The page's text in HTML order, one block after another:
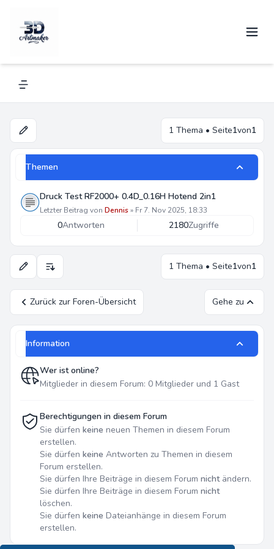
Navigation menu
1 Thema • Seite1von1
Themen
Druck Test RF2000+ 0.4D_0.16H Hotend 2in1
Letzter Beitrag von Dennis» Fr 7. Nov 2025, 18:33
0Antworten 2180Zugriffe
Anzeige- und Sortierungs-Einstellungen1 Thema • Seite1von1
Zurück zur Foren-Übersicht Gehe zu
Information
Wer ist online?
Mitglieder in diesem Forum: 0 Mitglieder und 1 Gast
Berechtigungen in diesem Forum
Sie dürfen keine neuen Themen in diesem Forum
erstellen.
Sie dürfen keine Antworten zu Themen in diesem
Forum erstellen.
Sie dürfen Ihre Beiträge in diesem Forum nichtändern.
Sie dürfen Ihre Beiträge in diesem Forum nicht
löschen.
Sie dürfen keine Dateianhänge in diesem Forum
erstellen.